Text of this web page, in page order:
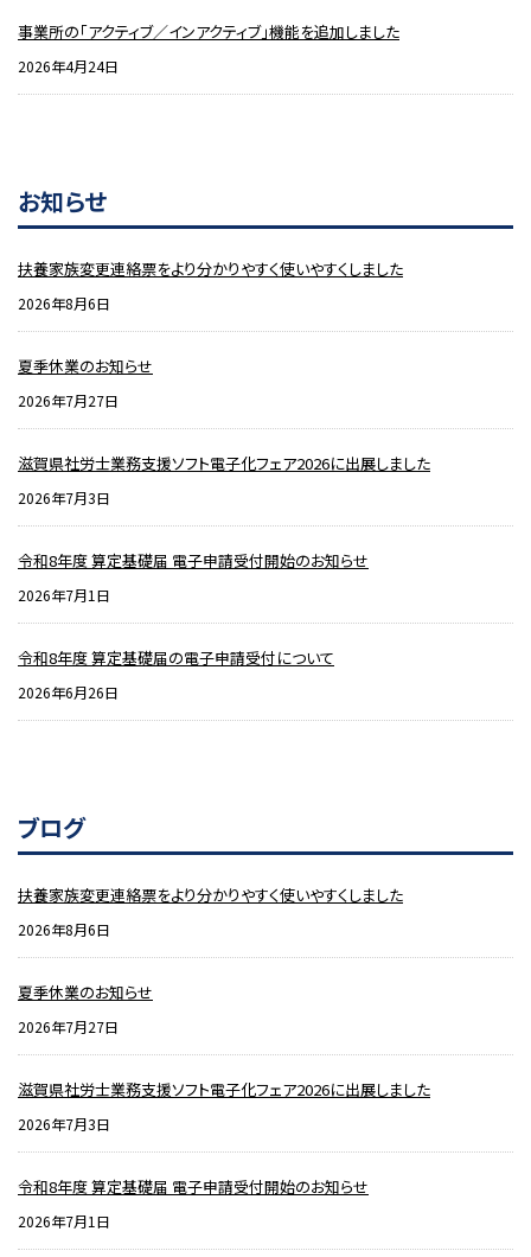
事業所の「アクティブ／インアクティブ」機能を追加しました
2026年4月24日
お知らせ
扶養家族変更連絡票をより分かりやすく使いやすくしました
2026年8月6日
夏季休業のお知らせ
2026年7月27日
滋賀県社労士業務支援ソフト電子化フェア2026に出展しました
2026年7月3日
令和8年度 算定基礎届 電子申請受付開始のお知らせ
2026年7月1日
令和8年度 算定基礎届の電子申請受付について
2026年6月26日
ブログ
扶養家族変更連絡票をより分かりやすく使いやすくしました
2026年8月6日
夏季休業のお知らせ
2026年7月27日
滋賀県社労士業務支援ソフト電子化フェア2026に出展しました
2026年7月3日
令和8年度 算定基礎届 電子申請受付開始のお知らせ
2026年7月1日